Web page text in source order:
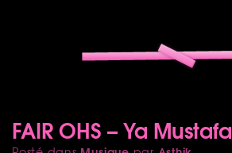
FAIR OHS – Ya Mustafa